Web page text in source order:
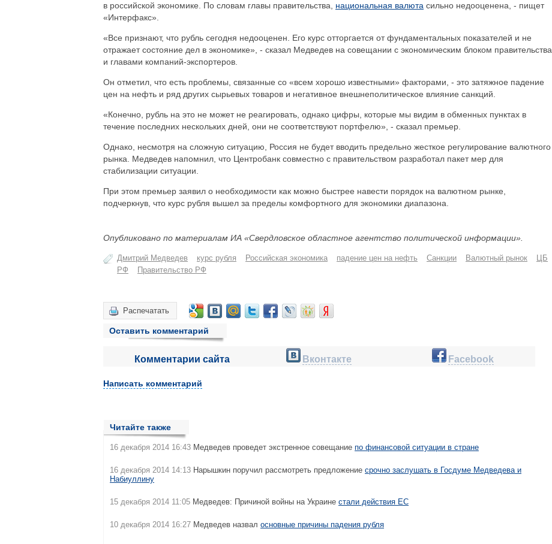
в российской экономике. По словам главы правительства, национальная валюта сильно недооценена, - пищет
«Интерфакс».
«Все признают, что рубль сегодня недооценен. Его курс отторгается от фундаментальных показателей и не
отражает состояние дел в экономике», - сказал Медведев на совещании с экономическим блоком правительства
и главами компаний-экспортеров.
Он отметил, что есть проблемы, связанные со «всем хорошо известными» факторами, - это затяжное падение
цен на нефть и ряд других сырьевых товаров и негативное внешнеполитическое влияние санкций.
«Конечно, рубль на это не может не реагировать, однако цифры, которые мы видим в обменных пунктах в
течение последних нескольких дней, они не соответствуют портфелю», - сказал премьер.
Однако, несмотря на сложную ситуацию, Россия не будет вводить предельно жесткое регулирование валютного
рынка. Медведев напомнил, что Центробанк совместно с правительством разработал пакет мер для
стабилизации ситуации.
При этом премьер заявил о необходимости как можно быстрее навести порядок на валютном рынке,
подчеркнув, что курс рубля вышел за пределы комфортного для экономики диапазона.
Опубликовано по материалам ИА «Свердловское областное агентство политической информации».
Дмитрий Медведев курс рубля Российская экономика падение цен на нефть Санкции Валютный рынок
ЦБ
РФ
Правительство РФ
Распечатать
Оставить комментарий
Комментарии сайта Вконтакте Facebook
Написать комментарий
Читайте также
16 декабря 2014 16:43 Медведев проведет экстренное совещание по финансовой ситуации в стране
16 декабря 2014 14:13 Нарышкин поручил рассмотреть предложение срочно заслушать в Госдуме Медведева и
Набиуллину
15 декабря 2014 11:05 Медведев: Причиной войны на Украине стали действия ЕС
10 декабря 2014 16:27 Медведев назвал основные причины падения рубля